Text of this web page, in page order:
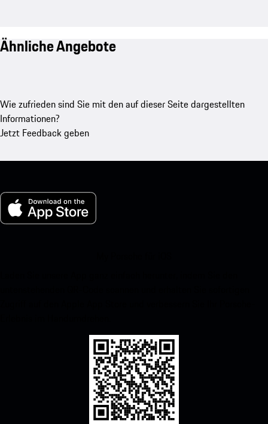
Ähnliche Angebote
Wie zufrieden sind Sie mit den auf dieser Seite dargestellten
Informationen?
Jetzt Feedback geben